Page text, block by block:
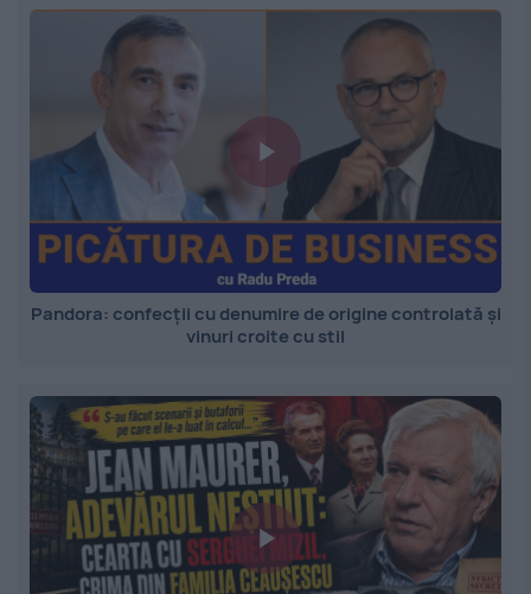
Pandora: confecții cu denumire de origine controlată și
vinuri croite cu stil